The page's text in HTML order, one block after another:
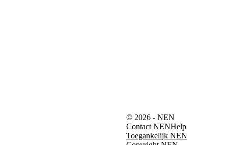
© 2026 - NEN
Contact NENHelp
Toegankelijk NEN